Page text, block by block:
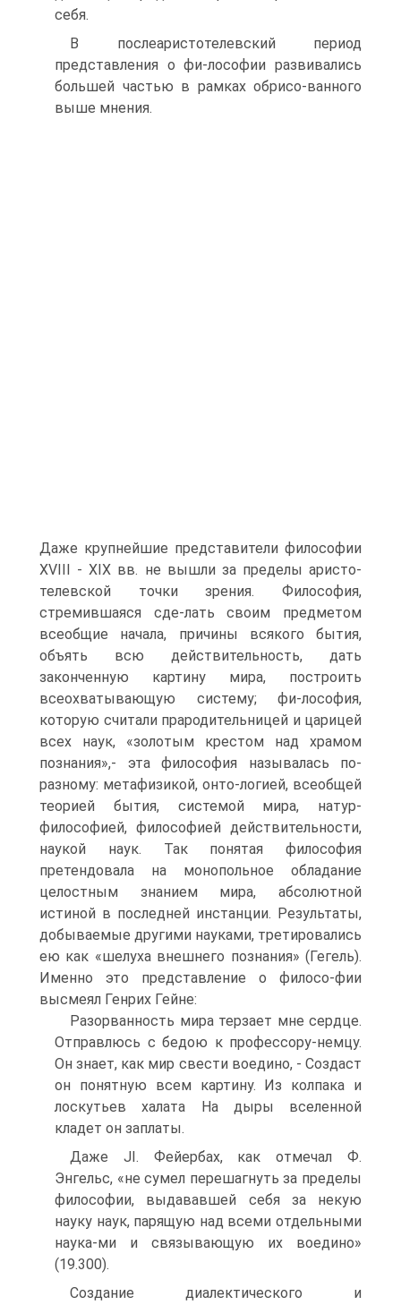
себя.
В послеаристотелевский период
представления о фи-лософии развивались
большей частью в рамках обрисо-ванного
выше мнения.
Даже крупнейшие представители философии
XVIII - XIX вв. не вышли за пределы аристо-
телевской точки зрения. Философия,
стремившаяся сде-лать своим предметом
всеобщие начала, причины всякого бытия,
объять всю действительность, дать
законченную картину мира, построить
всеохватывающую систему; фи-лософия,
которую считали прародительницей и царицей
всех наук, «золотым крестом над храмом
познания»,- эта философия называлась по-
разному: метафизикой, онто-логией, всеобщей
теорией бытия, системой мира, натур-
философией, философией действительности,
наукой наук. Так понятая философия
претендовала на монопольное обладание
целостным знанием мира, абсолютной
истиной в последней инстанции. Результаты,
добываемые другими науками, третировались
ею как «шелуха внешнего познания» (Гегель).
Именно это представление о филосо-фии
высмеял Генрих Гейне:
Разорванность мира терзает мне сердце.
Отправлюсь с бедою к профессору-немцу.
Он знает, как мир свести воедино, - Создаст
он понятную всем картину. Из колпака и
лоскутьев халата На дыры вселенной
кладет он заплаты.
Даже JI. Фейербах, как отмечал Ф.
Энгельс, «не сумел перешагнуть за пределы
философии, выдававшей себя за некую
науку наук, парящую над всеми отдельными
наука-ми и связывающую их воедино»
(19.300).
Создание диалектического и